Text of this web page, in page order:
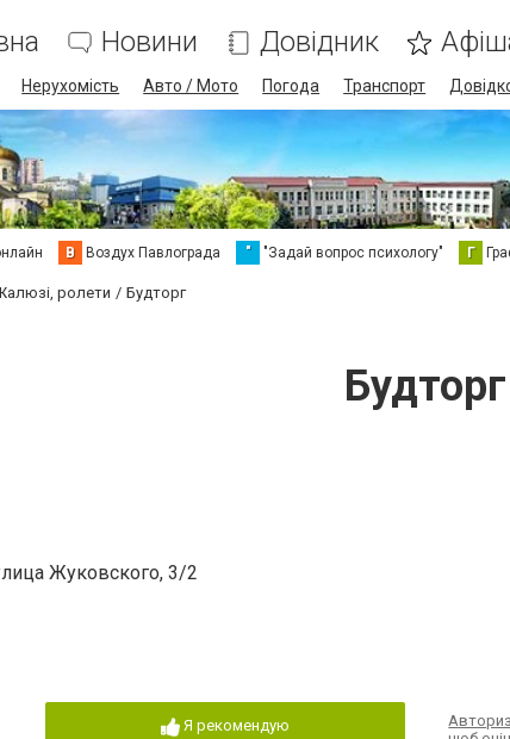
Новини Довідник
Нерухомість Авто / Мото Погода Транспорт
В Воздух Павлограда " "Задай вопрос психологу" Г
ролети Будторг
Будторг
Жуковского, 3/2
Я рекомендую